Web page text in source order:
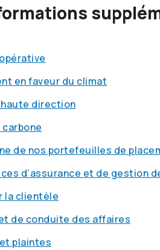
en faveur du climat
direction
de nos portefeuilles de
d’assurance et de gestion
la clientèle
de conduite des affaires
plaintes